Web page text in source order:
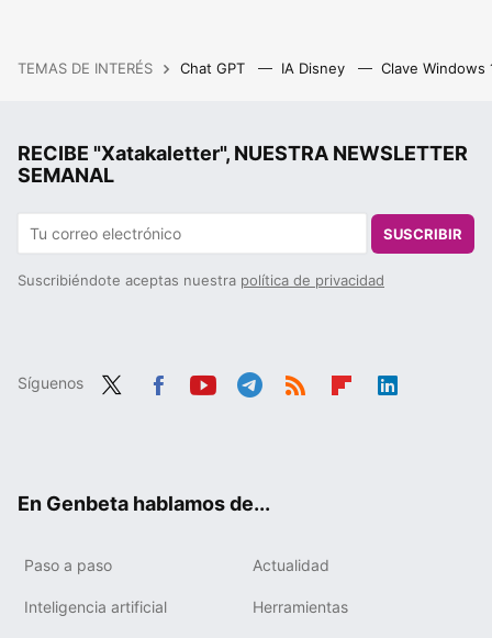
TEMAS DE INTERÉS Chat GPT IA Disney Clave Windows
RECIBE "Xatakaletter", NUESTRA NEWSLETTER
SEMANAL
SUSCRIBIR
Suscribiéndote aceptas nuestra política de privacidad
Síguenos
En Genbeta hablamos de...
Paso a paso Actualidad
Inteligencia artificial Herramientas